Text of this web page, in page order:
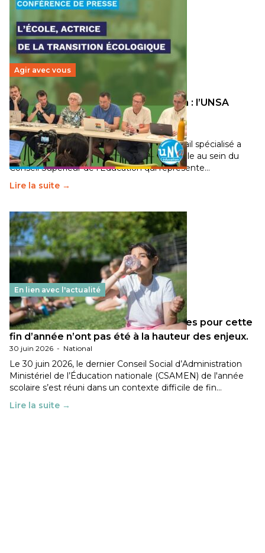
Agir avec vous
Transition écologique de l’éducation : l’UNSA
Éducation fait bouger les lignes
30 juin 2026-National
Pendant plusieurs mois, un groupe de travail spécialisé a
travaillé sur la transition écologique de l’Ecole au sein du
Conseil Supérieur de l’Éducation qui représente…
Lire la suite →
En lien avec l'actualité
Les décisions ministérielles attendues pour cette
fin d’année n’ont pas été à la hauteur des enjeux.
30 juin 2026 - National
Le 30 juin 2026, le dernier Conseil Social d’Administration
Ministériel de l’Éducation nationale (CSAMEN) de l'année
scolaire s’est réuni dans un contexte difficile de fin…
Lire la suite →